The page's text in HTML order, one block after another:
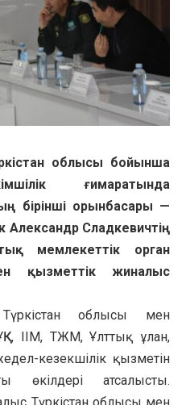
облысы бойынша
ғимаратында
бірінші орынбасары —
Сладкевичтің
мемлекеттік орган
қызметтік жиналыс
облысы мен
ІІМ, ТЖМ, Ұлттық ұлан,
кезекшілік қызметін
өкілдері атсалысты.
Түркістан облысы мен